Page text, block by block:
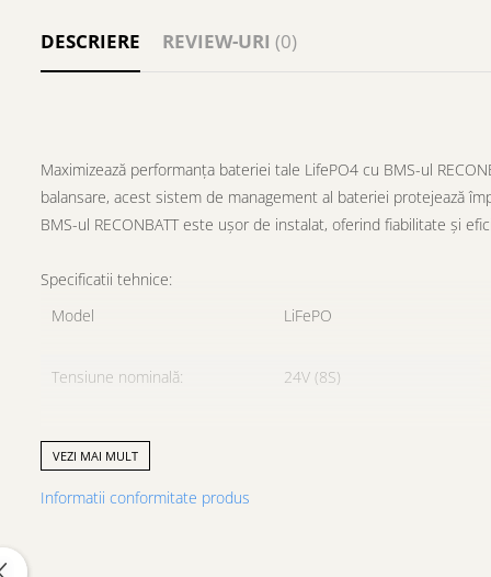
DESCRIERE REVIEW-URI (0)
Maximizează performanța bateriei tale LifePO4 cu BMS-ul
balansare, acest sistem de management al bateriei protejează
BMS-ul RECONBATT este ușor de instalat, oferind fiabilitate și
Specificatii tehnice:
Model
LiFePO
Tensiune nominală: 24V (8S)
Tensiune încărcare:
Curent de descarcare nominal:
VEZI MAI MULT
Informatii conformitate produs